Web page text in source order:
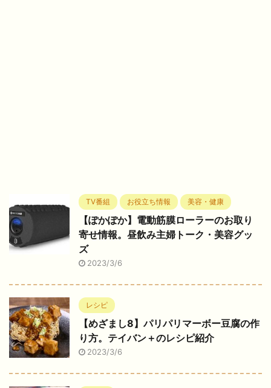
TV番組 お役立ち情報 美容・健康
【ぽかぽか】電動筋膜ローラーのお取り
寄せ情報。昼飲み主婦トーク・美容グッ
ズ
2023/3/6
レシピ
【めざまし8】パリパリマーボー豆腐の作
り方。テイバン＋のレシピ紹介
2023/3/6